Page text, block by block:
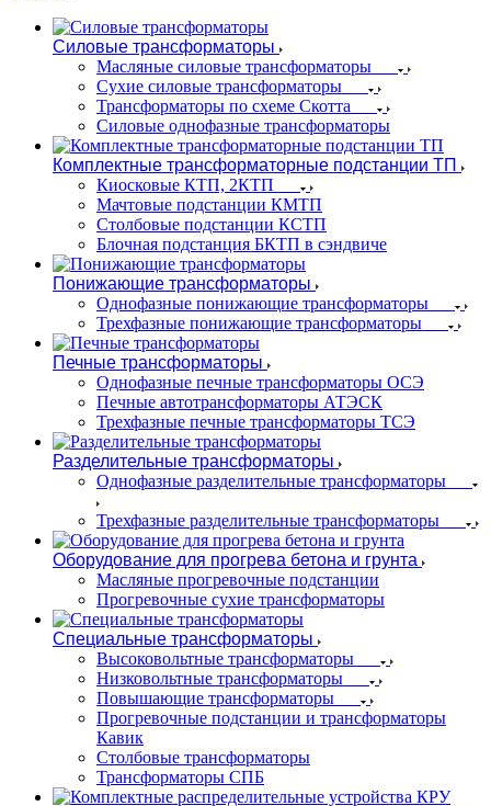
Силовые трансформаторы
Масляные силовые трансформаторы
Сухие силовые трансформаторы
Трансформаторы по схеме Скотта
Силовые однофазные трансформаторы
Комплектные трансформаторные подстанции ТП
Киосковые КТП, 2КТП
Мачтовые подстанции КМТП
Столбовые подстанции КСТП
Блочная подстанция БКТП в сэндвиче
Понижающие трансформаторы
Однофазные понижающие трансформаторы
Трехфазные понижающие трансформаторы
Печные трансформаторы
Однофазные печные трансформаторы ОСЭ
Печные автотрансформаторы АТЭСК
Трехфазные печные трансформаторы ТСЭ
Разделительные трансформаторы
Однофазные разделительные трансформаторы
Трехфазные разделительные трансформаторы
Оборудование для прогрева бетона и грунта
Масляные прогревочные подстанции
Прогревочные сухие трансформаторы
Специальные трансформаторы
Высоковольтные трансформаторы
Низковольтные трансформаторы
Повышающие трансформаторы
Прогревочные подстанции и трансформаторы
Кавик
Столбовые трансформаторы
Трансформаторы СПБ